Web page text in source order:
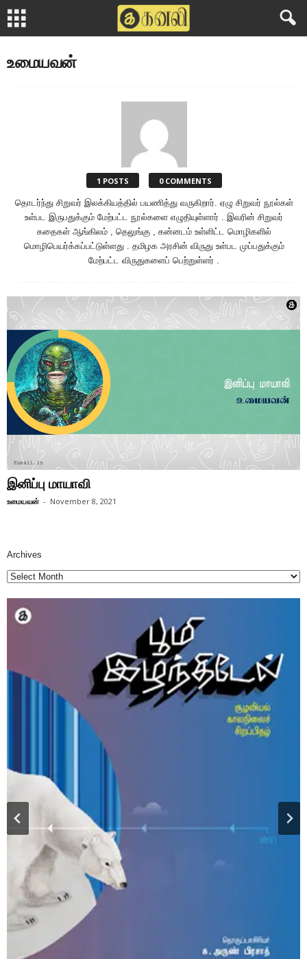
உமையவன்
1 POSTS 0 COMMENTS
தொடர்ந்து சிறுவர் இலக்கியத்தில் பயணித்து வருகிறார். ஏழு சிறுவர் நூல்கள்
உள்பட இருபதுக்கும் மேற்பட்ட நூல்களை எழுதியுள்ளார் . இவரின் சிறுவர்
கதைகள் ஆங்கிலம் , தெலுங்கு , கன்னடம் உள்ளிட்ட மொழிகளில்
மொழிபெயர்க்கப்பட்டுள்ளது . தமிழக அரசின் விருது உள்பட முப்பதுக்கும்
மேற்பட்ட விருதுகளைப் பெற்றுள்ளர் .
இனிப்பு மாயாவி
உமையவன் - November 8, 2021
Archives